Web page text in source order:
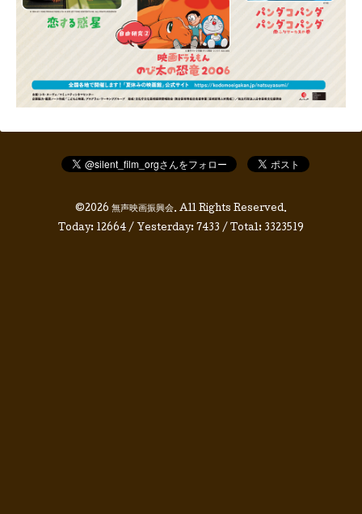
©2026 無声映画振興会. All Rights Reserved.
Today: 12664 / Yesterday: 7433 / Total: 3323519